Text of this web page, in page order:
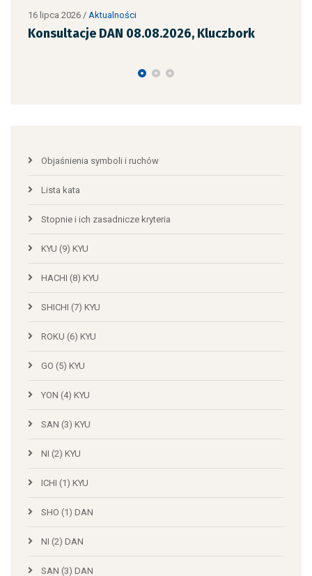
16 lipca 2026 / Aktualności
Konsultacje DAN 08.08.2026, Kluczbork
Objaśnienia symboli i ruchów
Lista kata
Stopnie i ich zasadnicze kryteria
KYU (9) KYU
HACHI (8) KYU
SHICHI (7) KYU
ROKU (6) KYU
GO (5) KYU
YON (4) KYU
SAN (3) KYU
NI (2) KYU
ICHI (1) KYU
SHO (1) DAN
NI (2) DAN
SAN (3) DAN